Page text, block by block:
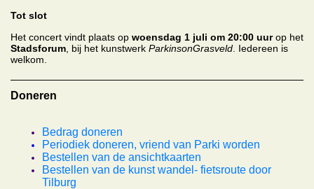
Tot slot
Het concert vindt plaats op woensdag 1 juli om 20:00 uurop het
Stadsforum , bij het kunstwerk ParkinsonGrasveld . Iedereen is
welkom.
Doneren
Bedrag doneren
Periodiek doneren, vriend van Parki worden
Bestellen van de ansichtkaarten
Bestellen van de kunst wandel- fietsroute door
Tilburg